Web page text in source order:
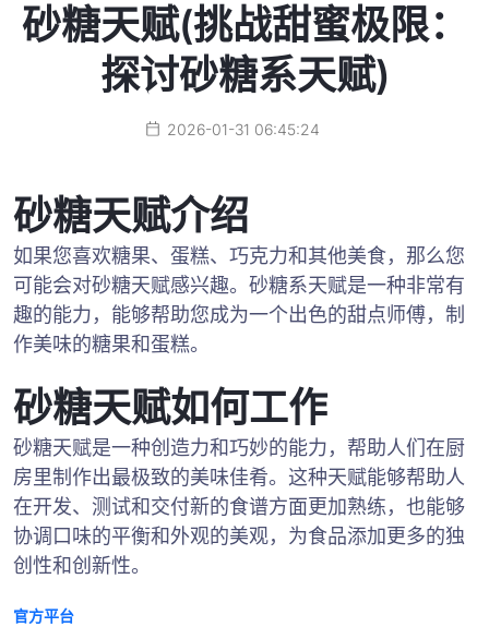
砂糖天赋(挑战甜蜜极限：
探讨砂糖系天赋)
2026-01-31 06:45:24
砂糖天赋介绍
如果您喜欢糖果、蛋糕、巧克力和其他美食，那么您
可能会对砂糖天赋感兴趣。砂糖系天赋是一种非常有
趣的能力，能够帮助您成为一个出色的甜点师傅，制
作美味的糖果和蛋糕。
砂糖天赋如何工作
砂糖天赋是一种创造力和巧妙的能力，帮助人们在厨
房里制作出最极致的美味佳肴。这种天赋能够帮助人
在开发、测试和交付新的食谱方面更加熟练，也能够
协调口味的平衡和外观的美观，为食品添加更多的独
创性和创新性。
官方平台